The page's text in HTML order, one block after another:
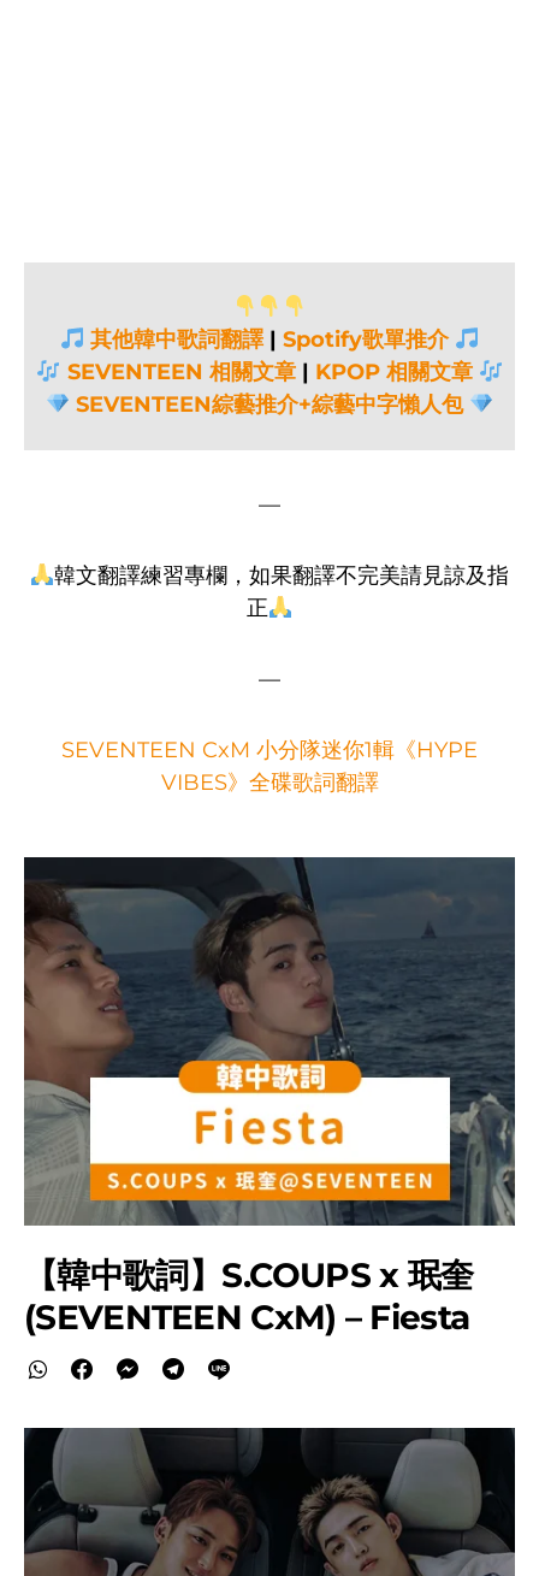
其他韓中歌詞翻譯| Spotify歌單推介
SEVENTEEN 相關文章| KPOP 相關文章
SEVENTEEN綜藝推介+綜藝中字懶人包
—
韓文翻譯練習專欄，如果翻譯不完美請見諒及指
正
—
SEVENTEEN CxM 小分隊迷你1輯《HYPE
VIBES》全碟歌詞翻譯
【韓中歌詞】S.COUPS x 珉奎
(SEVENTEEN CxM) – Fiesta